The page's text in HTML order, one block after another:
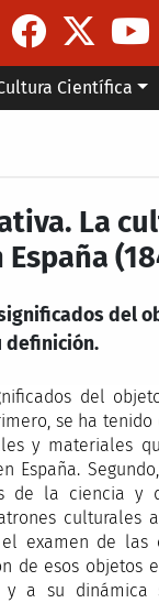
Científica
La
del
definición.
del
se ha
y materiales
España.
de la ciencia
culturales
examen de las
de esos objetos
y a su